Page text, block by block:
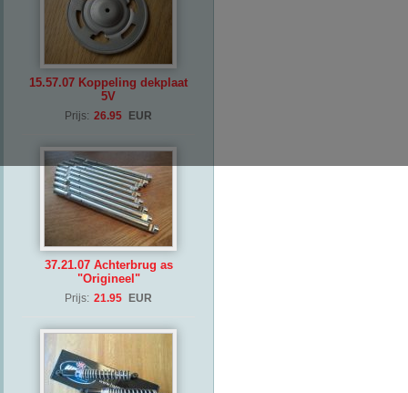
15.57.07 Koppeling dekplaat
5V
Prijs: 26.95 EUR
37.21.07 Achterbrug as
"Origineel"
Prijs: 21.95 EUR